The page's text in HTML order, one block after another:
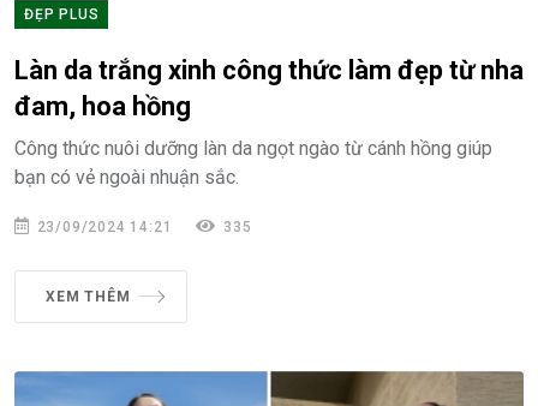
ĐẸP PLUS
Làn da trắng xinh công thức làm đẹp từ nha
đam, hoa hồng
Công thức nuôi dưỡng làn da ngọt ngào từ cánh hồng giúp
bạn có vẻ ngoài nhuận sắc.
23/09/2024 14:21 335
XEM THÊM